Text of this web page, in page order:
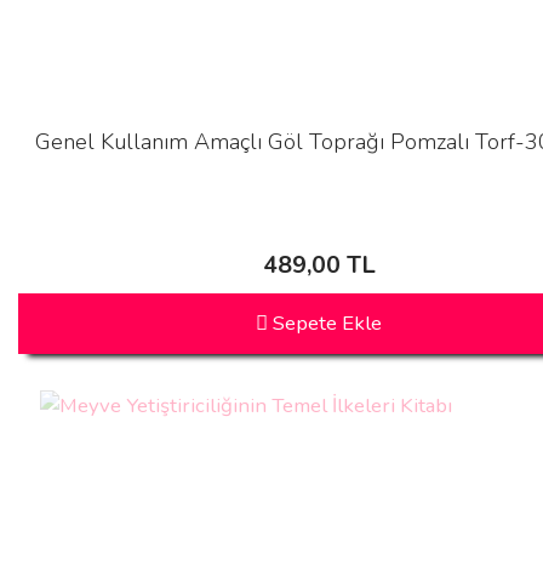
Genel Kullanım Amaçlı Göl Toprağı Pomzalı Torf-
489,00 TL
Sepete Ekle